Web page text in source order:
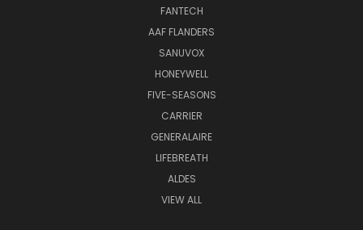
FANTECH
AAF FLANDERS
SANUVOX
HONEYWELL
FIVE-SEASONS
CARRIER
GENERALAIRE
LIFEBREATH
ALDES
VIEW ALL